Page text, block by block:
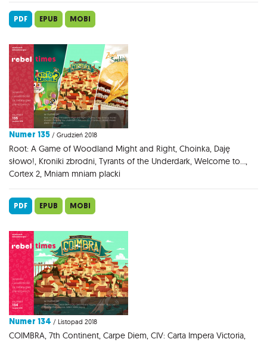
PDF EPUB MOBI
Numer 135 / Grudzień 2018
Root: A Game of Woodland Might and Right, Choinka, Daję
słowo!, Kroniki zbrodni, Tyrants of the Underdark, Welcome to...,
Cortex 2, Mniam mniam placki
PDF EPUB MOBI
Numer 134 / Listopad 2018
COIMBRA, 7th Continent, Carpe Diem, CIV: Carta Impera Victoria,